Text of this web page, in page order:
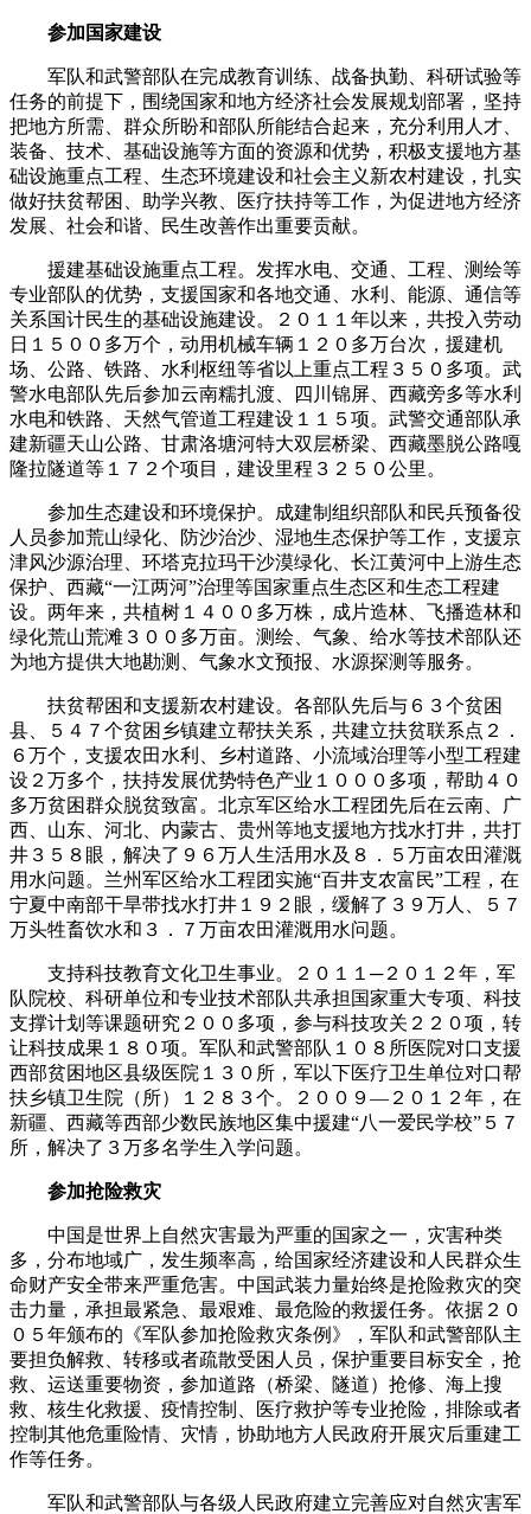
参加国家建设
军队和武警部队在完成教育训练、战备执勤、科研试验等
任务的前提下，围绕国家和地方经济社会发展规划部署，坚持
把地方所需、群众所盼和部队所能结合起来，充分利用人才、
装备、技术、基础设施等方面的资源和优势，积极支援地方基
础设施重点工程、生态环境建设和社会主义新农村建设，扎实
做好扶贫帮困、助学兴教、医疗扶持等工作，为促进地方经济
发展、社会和谐、民生改善作出重要贡献。
援建基础设施重点工程。发挥水电、交通、工程、测绘等
专业部队的优势，支援国家和各地交通、水利、能源、通信等
关系国计民生的基础设施建设。２０１１年以来，共投入劳动
日１５００多万个，动用机械车辆１２０多万台次，援建机
场、公路、铁路、水利枢纽等省以上重点工程３５０多项。武
警水电部队先后参加云南糯扎渡、四川锦屏、西藏旁多等水利
水电和铁路、天然气管道工程建设１１５项。武警交通部队承
建新疆天山公路、甘肃洛塘河特大双层桥梁、西藏墨脱公路嘎
隆拉隧道等１７２个项目，建设里程３２５０公里。
参加生态建设和环境保护。成建制组织部队和民兵预备役
人员参加荒山绿化、防沙治沙、湿地生态保护等工作，支援京
津风沙源治理、环塔克拉玛干沙漠绿化、长江黄河中上游生态
保护、西藏“一江两河”治理等国家重点生态区和生态工程建
设。两年来，共植树１４００多万株，成片造林、飞播造林和
绿化荒山荒滩３００多万亩。测绘、气象、给水等技术部队还
为地方提供大地勘测、气象水文预报、水源探测等服务。
扶贫帮困和支援新农村建设。各部队先后与６３个贫困
县、５４７个贫困乡镇建立帮扶关系，共建立扶贫联系点２．
６万个，支援农田水利、乡村道路、小流域治理等小型工程建
设２万多个，扶持发展优势特色产业１０００多项，帮助４０
多万贫困群众脱贫致富。北京军区给水工程团先后在云南、广
西、山东、河北、内蒙古、贵州等地支援地方找水打井，共打
井３５８眼，解决了９６万人生活用水及８．５万亩农田灌溉
用水问题。兰州军区给水工程团实施“百井支农富民”工程，在
宁夏中南部干旱带找水打井１９２眼，缓解了３９万人、５７
万头牲畜饮水和３．７万亩农田灌溉用水问题。
支持科技教育文化卫生事业。２０１１─２０１２年，军
队院校、科研单位和专业技术部队共承担国家重大专项、科技
支撑计划等课题研究２００多项，参与科技攻关２２０项，转
让科技成果１８０项。军队和武警部队１０８所医院对口支援
西部贫困地区县级医院１３０所，军以下医疗卫生单位对口帮
扶乡镇卫生院（所）１２８３个。２００９—２０１２年，在
新疆、西藏等西部少数民族地区集中援建“八一爱民学校”５７
所，解决了３万多名学生入学问题。
参加抢险救灾
中国是世界上自然灾害最为严重的国家之一，灾害种类
多，分布地域广，发生频率高，给国家经济建设和人民群众生
命财产安全带来严重危害。中国武装力量始终是抢险救灾的突
击力量，承担最紧急、最艰难、最危险的救援任务。依据２０
０５年颁布的《军队参加抢险救灾条例》，军队和武警部队主
要担负解救、转移或者疏散受困人员，保护重要目标安全，抢
救、运送重要物资，参加道路（桥梁、隧道）抢修、海上搜
救、核生化救援、疫情控制、医疗救护等专业抢险，排除或者
控制其他危重险情、灾情，协助地方人民政府开展灾后重建工
作等任务。
军队和武警部队与各级人民政府建立完善应对自然灾害军